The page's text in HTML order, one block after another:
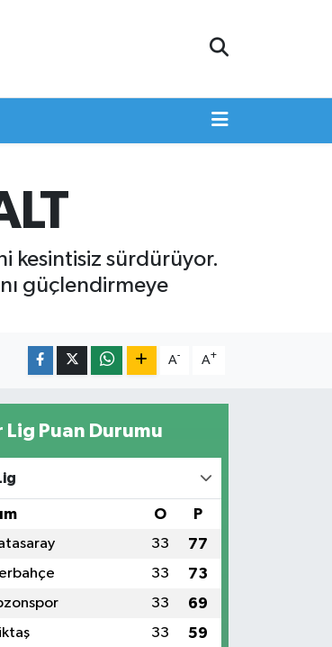
kesintisiz sürdürüyor.
güçlendirmeye
A- A+
Lig Puan Durumu
O P
33 77
33 73
33 69
33 59